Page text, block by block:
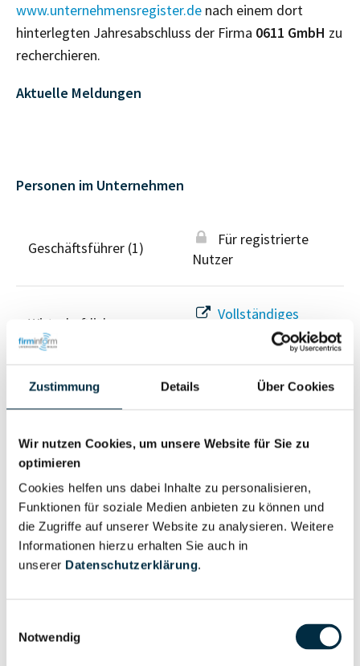
Zustimmung Details Über Cookies
Wir nutzen Cookies, um unsere Website für Sie zu
optimieren
Cookies helfen uns dabei Inhalte zu personalisieren,
Funktionen für soziale Medien anbieten zu können und
die Zugriffe auf unserer Website zu analysieren. Weitere
Informationen hierzu erhalten Sie auch in
unserer Datenschutzerklärung.
Notwendig
www.unternehmensregister.de nach einem dort
hinterlegten Jahresabschluss der Firma 0611 GmbH zu
recherchieren.
Aktuelle Meldungen
Personen im Unternehmen
Geschäftsführer (1)
Für registrierte
Nutzer
Wirtschaftlich
Berechtigter
Vollständiges
Unternehmensprofil
Gesellschafterstruktur
Vollständiges
Unternehmensprofil
anfragen